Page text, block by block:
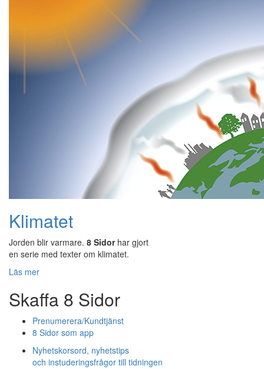
Klimatet
Jorden blir varmare. 8 Sidorhar gjort
en serie med texter om klimatet.
Läs mer
Skaffa 8 Sidor
Prenumerera/Kundtjänst
8 Sidor som app
Nyhetskorsord, nyhetstips
och instuderingsfrågor till tidningen